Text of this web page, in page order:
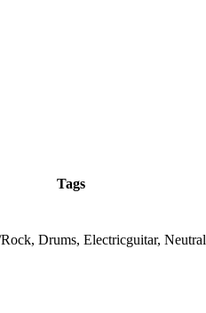
Tags
Drums, Electricguitar, Neutral